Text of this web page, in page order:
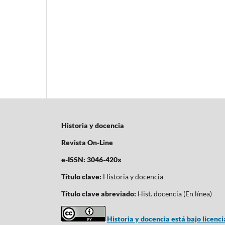
Historia y docencia
Revista On-Line
e-ISSN: 3046-420x
Título clave: Historia y docencia
Título clave abreviado: Hist. docencia (En línea)
Historia y docencia está bajo